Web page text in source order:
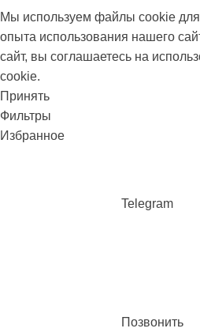
Мы используем файлы cookie
опыта использования нашего
сайт, вы соглашаетесь на
cookie.
Принять
Фильтры
Избранное
Telegram
Позвонить